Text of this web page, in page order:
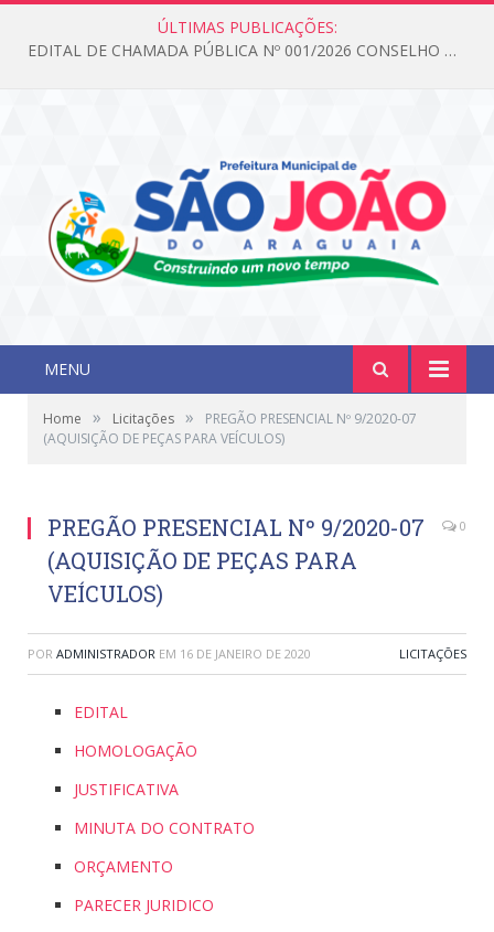
ÚLTIMAS PUBLICAÇÕES:
EDITAL DE CHAMADA PÚBLICA Nº 001/2026 CONSELHO DOS DIREITOS DA CRIANÇA E DO ADOLESCENTE
MENU
Home » Licitações »
PREGÃO PRESENCIAL Nº 9/2020-07
(AQUISIÇÃO DE PEÇAS PARA VEÍCULOS)
PREGÃO PRESENCIAL Nº 9/2020-07
(AQUISIÇÃO DE PEÇAS PARA
VEÍCULOS)
0
POR ADMINISTRADOR EM 16 DE JANEIRO DE 2020 LICITAÇÕES
EDITAL
HOMOLOGAÇÃO
JUSTIFICATIVA
MINUTA DO CONTRATO
ORÇAMENTO
PARECER JURIDICO